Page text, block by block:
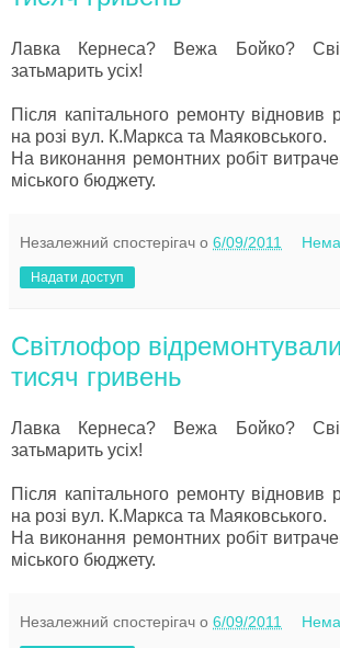
Лавка Кернеса? Вежа Бойко?
затьмарить усіх!
Після капітального ремонту відновив
на розі вул. К.Маркса та Маяковського.
На виконання ремонтних робіт
міського бюджету.
Незалежний спостерігач о 6/09/2011
Надати доступ
Світлофор
тисяч гривень
Лавка Кернеса? Вежа Бойко?
затьмарить усіх!
Після капітального ремонту відновив
на розі вул. К.Маркса та Маяковського.
На виконання ремонтних робіт
міського бюджету.
Незалежний спостерігач о 6/09/2011